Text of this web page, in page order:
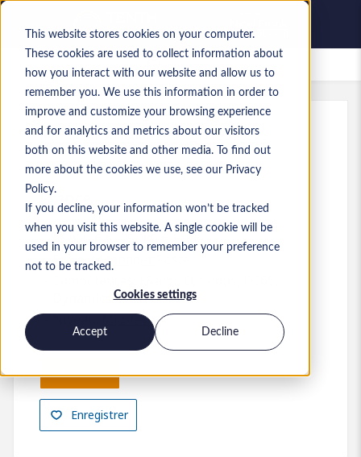
This website stores cookies on your computer.
These cookies are used to collect information about
how you interact with our website and allow us to
remember you. We use this information in order to
improve and customize your browsing experience
and for analytics and metrics about our visitors
both on this website and other media. To find out
more about the cookies we use, see our Privacy
Policy.
If you decline, your information won’t be tracked
when you visit this website. A single cookie will be
used in your browser to remember your preference
not to be tracked.
Cookies settings
Accept Decline
Offres d’emploi enregistrées
Réf. :a0MP900000A2xFx.3_1779953323
Manager ERP D365
France
65 000 € to 75 000 € EUR
Project Manager
Dynamics, ERP, AX
Niveau:Mid-level
Enregistrer
Postuler